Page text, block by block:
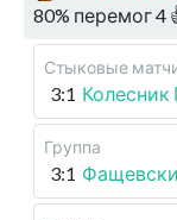
80% перемог4
Стыковые
3:1 Колесник
Группа
3:1